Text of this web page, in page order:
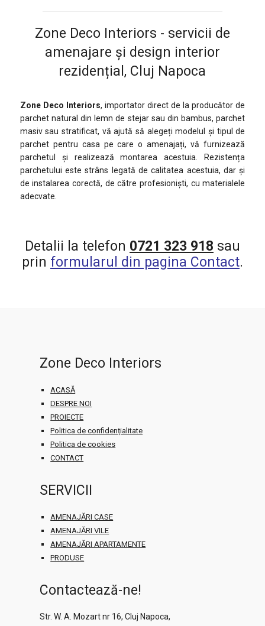
Zone Deco Interiors - servicii de
amenajare și design interior
rezidențial, Cluj Napoca
Zone Deco Interiors, importator direct de la producător de
parchet natural din lemn de stejar sau din bambus, parchet
masiv sau stratificat, vă ajută să alegeți modelul și tipul de
parchet pentru casa pe care o amenajați, vă furnizează
parchetul și realizează montarea acestuia. Rezistența
parchetului este strâns legată de calitatea acestuia, dar și
de instalarea corectă, de către profesioniști, cu materialele
adecvate.
Detalii la telefon 0721 323 918 sau
prin formularul din pagina Contact.
Zone Deco Interiors
ACASĂ
DESPRE NOI
PROIECTE
Politica de confidențialitate
Politica de cookies
CONTACT
SERVICII
AMENAJĂRI CASE
AMENAJĂRI VILE
AMENAJĂRI APARTAMENTE
PRODUSE
Contactează-ne!
Str. W. A. Mozart nr 16, Cluj Napoca,